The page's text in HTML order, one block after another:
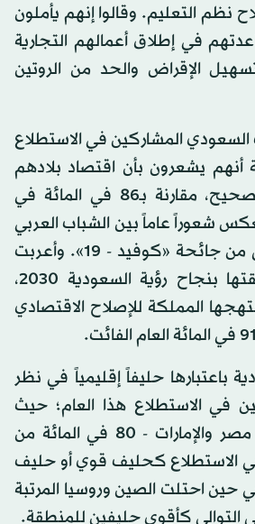
نظم التعليم. وقالوا إنهم يأملون
في إطلاق أعمالهم التجارية
الإقراض والحد من الروتين
المشاركين في الاستطلاع
المائة أنهم يشعرون بأن اقتصاد بلادهم
يسير في الاتجاه الصحيح، مقارنة بـ86 في المائة في
شعوراً عاماً بين الشباب العربي
بأن المنطقة تتعافى من جائحة «كوفيد - 19». وأعربت
نفس النسبة عن ثقتها بنجاح رؤية السعودية 2030،
المملكة للإصلاح الاقتصادي
باعتبارها حليفاً إقليمياً في نظر
في الاستطلاع هذا العام؛ حيث
اختارها - إلى جانب مصر والإمارات - 80 في المائة من
الاستطلاع كحليف قوي أو حليف
حين احتلت الصين وروسيا المرتبة
التوالي كأقوى حليفين للمنطقة.